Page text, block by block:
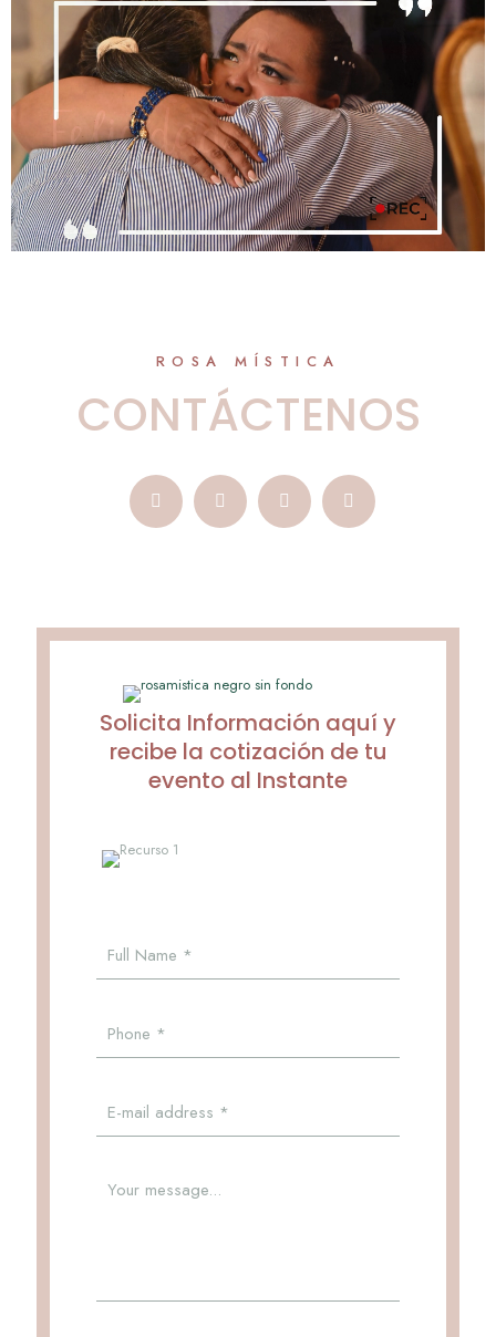
ROSA MÍSTICA
CONTÁCTENOS
Solicita Información aquí y
recibe la cotización de tu
evento al Instante